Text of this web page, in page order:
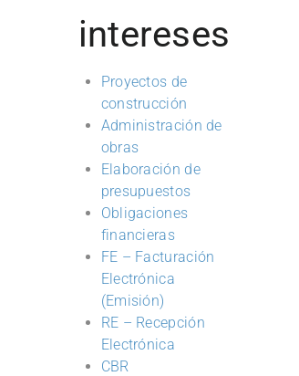
intereses
Proyectos de
construcción
Administración de
obras
Elaboración de
presupuestos
Obligaciones
financieras
FE – Facturación
Electrónica
(Emisión)
RE – Recepción
Electrónica
CBR